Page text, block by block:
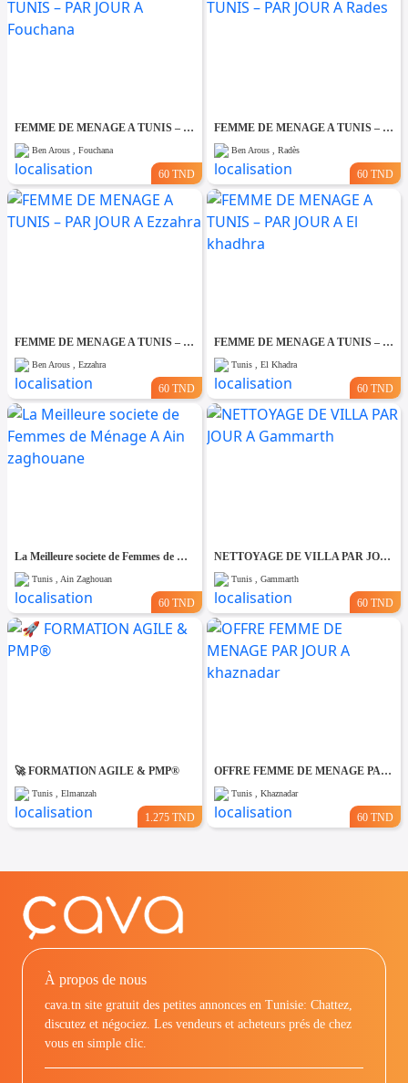
FEMME DE MENAGE A TUNIS – PAR JOUR A Fouchana
Ben Arous , Fouchana
60 TND
FEMME DE MENAGE A TUNIS – PAR JOUR A Rades
Ben Arous , Radès
60 TND
FEMME DE MENAGE A TUNIS – PAR JOUR A Ezzahra
Ben Arous , Ezzahra
60 TND
FEMME DE MENAGE A TUNIS – PAR JOUR A El khadhra
Tunis , El Khadra
60 TND
La Meilleure societe de Femmes de Ménage A Ain zaghouane
Tunis , Ain Zaghouan
60 TND
NETTOYAGE DE VILLA PAR JOUR A Gammarth
Tunis , Gammarth
60 TND
🚀 FORMATION AGILE & PMP®
Tunis , Elmanzah
1.275 TND
OFFRE FEMME DE MENAGE PAR JOUR A khaznadar
Tunis , Khaznadar
60 TND
À propos de nous
cava.tn site gratuit des petites annonces en Tunisie: Chattez,
discutez et négociez. Les vendeurs et acheteurs prés de chez
vous en simple clic.